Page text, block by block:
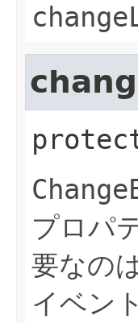
プロパ
要なの
イベン